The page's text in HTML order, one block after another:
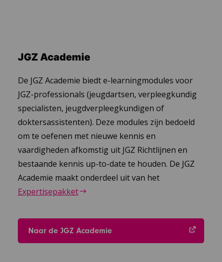
JGZ Academie
De JGZ Academie biedt e-learningmodules voor
JGZ-professionals (jeugdartsen, verpleegkundig
specialisten, jeugdverpleegkundigen of
doktersassistenten). Deze modules zijn bedoeld
om te oefenen met nieuwe kennis en
vaardigheden afkomstig uit JGZ Richtlijnen en
bestaande kennis up-to-date te houden. De JGZ
Academie maakt onderdeel uit van het
Expertisepakket
Naar de JGZ Academie